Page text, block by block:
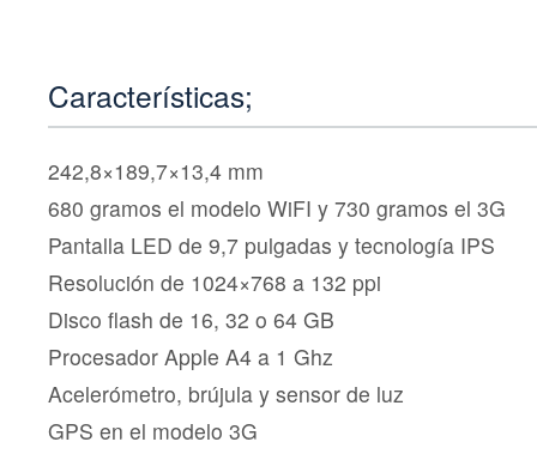
Características;
242,8×189,7×13,4 mm
680 gramos el modelo WiFI y 730 gramos el 3G
Pantalla LED de 9,7 pulgadas y tecnología IPS
Resolución de 1024×768 a 132 ppi
Disco flash de 16, 32 o 64 GB
Procesador Apple A4 a 1 Ghz
Acelerómetro, brújula y sensor de luz
GPS en el modelo 3G